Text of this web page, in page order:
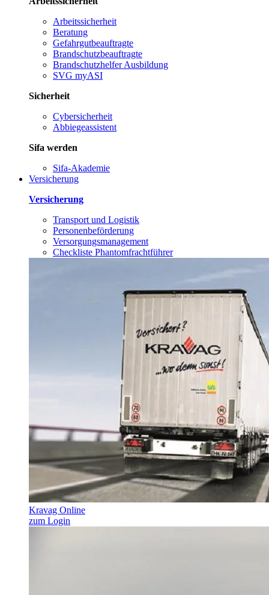
Arbeitssicherheit
Beratung
Gefahrgutbeauftragte
Brandschutzbeauftragte
Brandschutzhelfer Ausbildung
SVG myASI
Sicherheit
Cybersicherheit
Abbiegeassistent
Sifa werden
Sifa-Akademie
Versicherung
Versicherung
Transport und Logistik
Personenbeförderung
Versorgungsmanagement
Checkliste Phantomfrachtführer
Kravag Online
zum Login